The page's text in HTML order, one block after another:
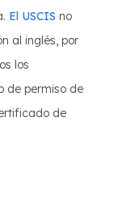
El USCIS no
al inglés, por
los
de permiso de
de